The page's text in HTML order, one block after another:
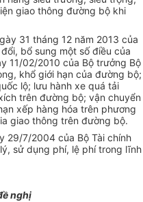
giao thông đường bộ khi
31 tháng 12 năm 2013 của
bổ sung một số điều của
11/02/2010 của Bộ trưởng Bộ
khổ giới hạn của đường bộ;
lộ; lưu hành xe quá tải
trên đường bộ; vận chuyển
xếp hàng hóa trên phương
giao thông trên đường bộ.
29/7/2004 của Bộ Tài chính
sử dụng phí, lệ phí trong lĩnh
nghị